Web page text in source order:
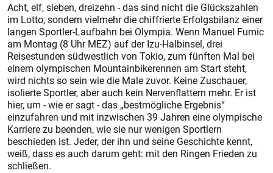
Acht, elf, sieben, dreizehn - das sind nicht die Glückszahlen
im Lotto, sondern vielmehr die chiffrierte Erfolgsbilanz einer
langen Sportler-Laufbahn bei Olympia. Wenn Manuel Fumic
am Montag (8 Uhr MEZ) auf der Izu-Halbinsel, drei
Reisestunden südwestlich von Tokio, zum fünften Mal bei
einem olympischen Mountainbikerennen am Start steht,
wird nichts so sein wie die Male zuvor. Keine Zuschauer,
isolierte Sportler, aber auch kein Nervenflattern mehr. Er ist
hier, um - wie er sagt - das „bestmögliche Ergebnis“
einzufahren und mit inzwischen 39 Jahren eine olympische
Karriere zu beenden, wie sie nur wenigen Sportlern
beschieden ist. Jeder, der ihn und seine Geschichte kennt,
weiß, dass es auch darum geht: mit den Ringen Frieden zu
schließen.